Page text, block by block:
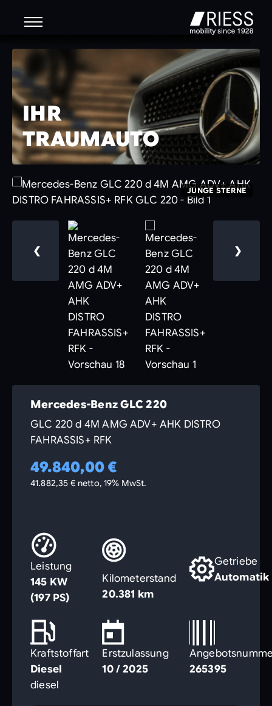
IHR
TRAUMAUTO
JUNGE STERNE
❮ ❯
Mercedes-Benz GLC 220
GLC 220 d 4M AMG ADV+ AHK DISTRO
FAHRASSIS+ RFK
49.840,00 €
41.882,35 € netto, 19% MwSt.
Leistung
145 KW
(197 PS)
Kilometerstand
20.381 km
Getriebe
Automatik
Kraftstoffart
Diesel
Erstzulassung
10 / 2025
265395
diesel